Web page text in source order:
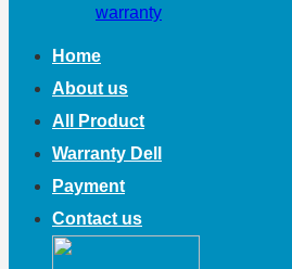
warranty
Home
About us
All Product
Warranty Dell
Payment
Contact us